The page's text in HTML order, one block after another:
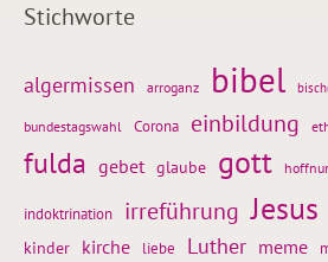
Stichworte
algermissen arroganz bibel
bundestagswahl Corona einbildung
fulda gebet glaube gott
indoktrination irreführung Jesus
kinder kirche liebe Luther meme